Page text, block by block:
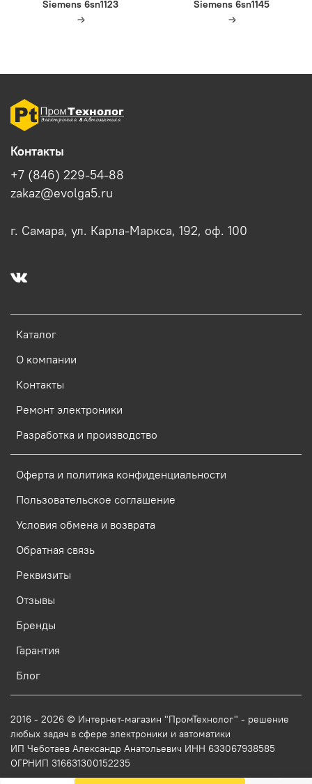
Siemens 6sn1123 Siemens 6sn1145
Каталог
О компании
Контакты
Ремонт электроники
Разработка и производство
Оферта и политика конфиденциальности
Пользовательское соглашение
Условия обмена и возврата
Обратная связь
Реквизиты
Отзывы
Бренды
Гарантия
Блог
Контакты
+7 (846) 229-54-88
zakaz@evolga5.ru
г. Самара, ул. Карла-Маркса, 192, оф. 100
2016 - 2026 © Интернет-магазин "ПромТехнолог" - решение
любых задач в сфере электроники и автоматики
ИП Чеботаев Александр Анатольевич ИНН 633067938585
ОГРНИП 316631300152235